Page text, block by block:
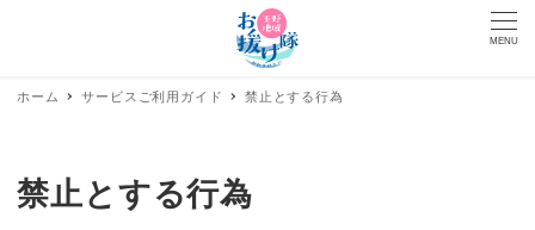
MENU
ホーム サービスご利用ガイド 禁止とする行為
禁止とする行為